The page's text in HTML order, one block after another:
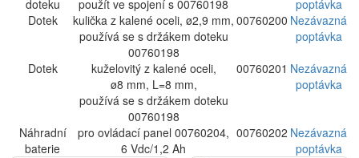
doteku
použít ve spojení s 00760198
poptávka
Dotek
kulička z kalené oceli, ø2,9 mm,
používá se s držákem doteku
00760198
00760200 Nezávazná
poptávka
Dotek
kuželovitý z kalené oceli,
ø8 mm, L=8 mm,
používá se s držákem doteku
00760198
00760201 Nezávazná
poptávka
Náhradní
baterie
pro ovládací panel 00760204,
6 Vdc/1,2 Ah
00760202 Nezávazná
poptávka